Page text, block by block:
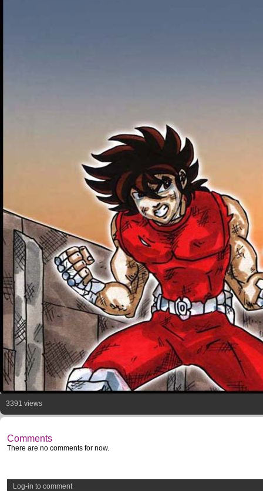
3391 views
Comments
There are no comments for now.
Log-in to comment